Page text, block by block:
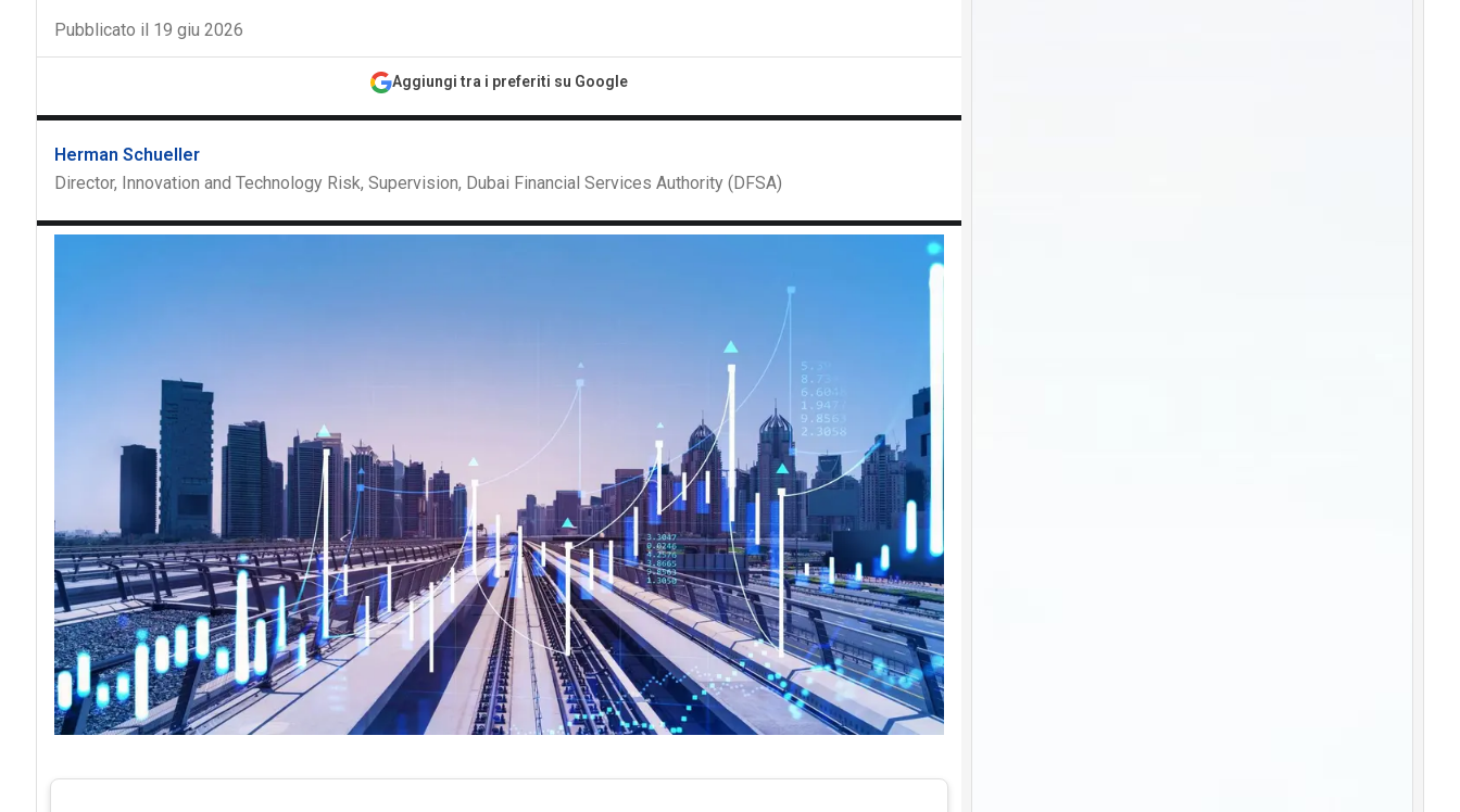
Pubblicato il 19 giu 2026
Aggiungi tra i preferiti su Google
Herman Schueller
Director, Innovation and Technology Risk, Supervision, Dubai Financial Services Authority (DFSA)